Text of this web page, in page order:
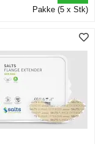
Pakke (5 x Stk)